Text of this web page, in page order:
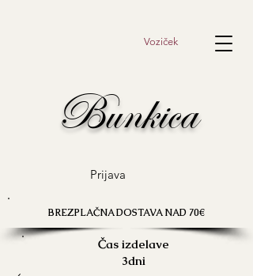
Voziček
Bunkica
BREZPLAČNA DOSTAVA NAD 70€
Prijava
Čas izdelave
3dni